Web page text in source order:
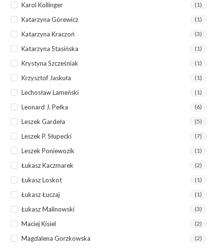
Karol Kollinger (1)
Katarzyna Górewicz (1)
Katarzyna Kraczoń (3)
Katarzyna Stasińska (1)
Krystyna Szcześniak (1)
Krzysztof Jaskuła (1)
Lechosław Lameński (1)
Leonard J. Pełka (6)
Leszek Gardeła (5)
Leszek P. Słupecki (7)
Leszek Poniewozik (1)
Łukasz Kaczmarek (2)
Łukasz Loskot (1)
Łukasz Łuczaj (1)
Łukasz Malinowski (3)
Maciej Kisiel (2)
Magdalena Gorzkowska (2)